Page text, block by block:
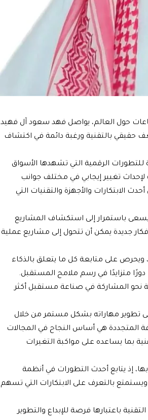
حول العالم، يواصل فهد سعود آل فهيد
حقيقي بالتقنية ورغبة دائمة في اكتشاف
للتطورات الرقمية التي تشهدها الأسواق
تغيير إيجابي في مختلف جوانب
الابتكارات والأجهزة والتقنيات التي
يسعى باستمرار إلى استكشاف المشاريع
جديدة يمكن أن تتحول إلى مشاريع عملية
ويحرص على متابعة كل ما يتعلق بالذكاء
متزايدًا في رسم ملامح المستقبل.
نحو المشاركة في صناعة مستقبل أكثر
تطوير مهاراته بشكل مستمر من خلال
المتجددة هي أساس النجاح في المجالات
بما يساعده على مواكبة التغيرات
إذ يتابع أحدث التطورات في أنظمة
بالتعرف على الابتكارات التي تسهم
باعتبارها فرصة للإبداع والتطوير